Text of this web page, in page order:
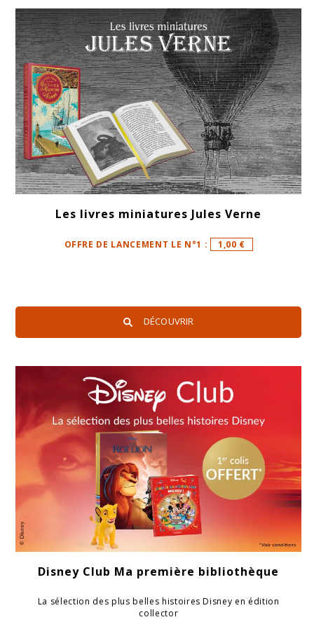
Les livres miniatures Jules Verne
OFFRE DE LANCEMENT LE N°1 : 1,00 €
DÉCOUVRIR
Disney Club Ma première bibliothèque
La sélection des plus belles histoires Disney en édition
collector